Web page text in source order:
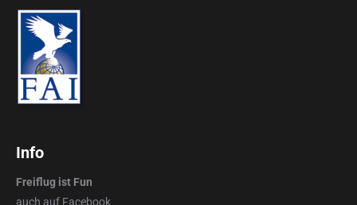
Info
Freiflug ist Fun
auch auf Facebook